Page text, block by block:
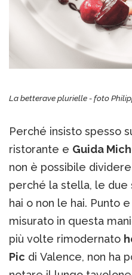
La betterave plurielle - foto
Perché insisto spesso
ristorante e Guida
non è possibile
perché la stella, le
hai o non le hai. Punto
misurato in questa
più volte rimodernato
Pic di Valence, non ha